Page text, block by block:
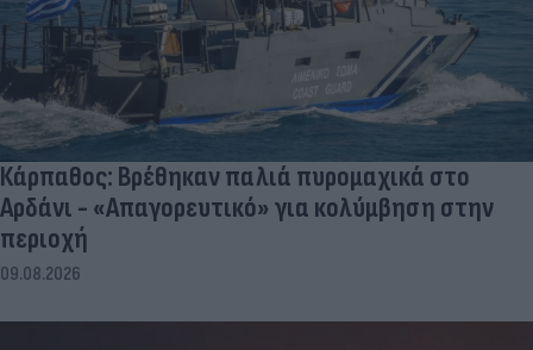
Κάρπαθος: Βρέθηκαν παλιά πυρομαχικά στο
Αρδάνι - «Απαγορευτικό» για κολύμβηση στην
περιοχή
09.08.2026